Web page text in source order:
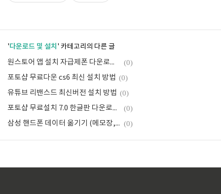
'다운로드 및 설치 ' 카테고리의 다른 글
원스토어 앱 설치 자급제폰 다운로드 방법 (0)
포토샵 무료다운 cs6 최신 설치 방법 (0)
유튜브 리밴스드 최신버전 설치 방법 (0)
포토샵 무료설치 7.0 한글판 다운로드 방법 (0)
삼성 핸드폰 데이터 옮기기 (메모장, 어플, 정보) (0)